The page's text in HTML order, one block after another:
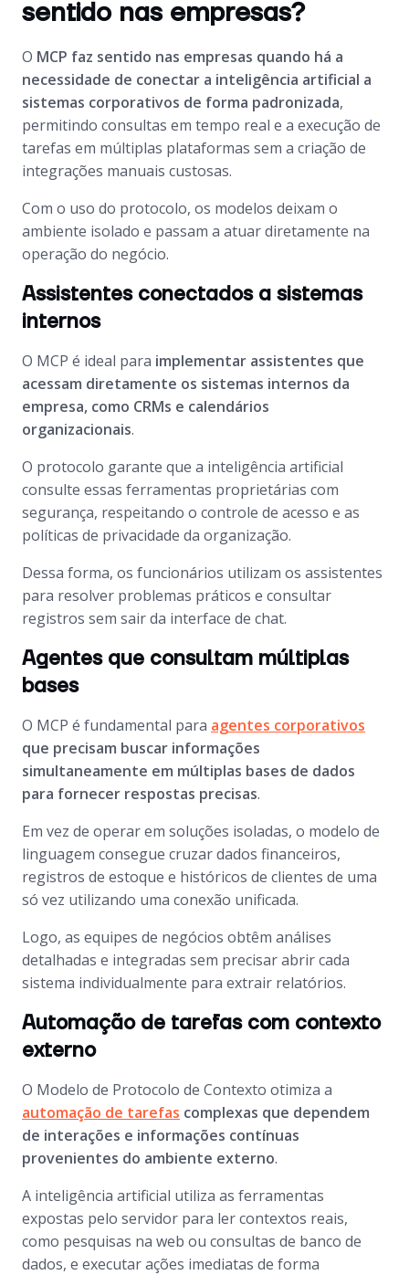
sentido nas empresas?
O MCP faz sentido nas empresas quando há a
necessidade de conectar a inteligência artificial a
sistemas corporativos de forma padronizada,
permitindo consultas em tempo real e a execução de
tarefas em múltiplas plataformas sem a criação de
integrações manuais custosas.
Com o uso do protocolo, os modelos deixam o
ambiente isolado e passam a atuar diretamente na
operação do negócio.
Assistentes conectados a sistemas
internos
O MCP é ideal para implementar assistentes que
acessam diretamente os sistemas internos da
empresa, como CRMs e calendários
organizacionais.
O protocolo garante que a inteligência artificial
consulte essas ferramentas proprietárias com
segurança, respeitando o controle de acesso e as
políticas de privacidade da organização.
Dessa forma, os funcionários utilizam os assistentes
para resolver problemas práticos e consultar
registros sem sair da interface de chat.
Agentes que consultam múltiplas
bases
O MCP é fundamental para agentes corporativos
que precisam buscar informações
simultaneamente em múltiplas bases de dados
para fornecer respostas precisas.
Em vez de operar em soluções isoladas, o modelo de
linguagem consegue cruzar dados financeiros,
registros de estoque e históricos de clientes de uma
só vez utilizando uma conexão unificada.
Logo, as equipes de negócios obtêm análises
detalhadas e integradas sem precisar abrir cada
sistema individualmente para extrair relatórios.
Automação de tarefas com contexto
externo
O Modelo de Protocolo de Contexto otimiza a
automação de tarefas complexas que dependem
de interações e informações contínuas
provenientes do ambiente externo.
A inteligência artificial utiliza as ferramentas
expostas pelo servidor para ler contextos reais,
como pesquisas na web ou consultas de banco de
dados, e executar ações imediatas de forma